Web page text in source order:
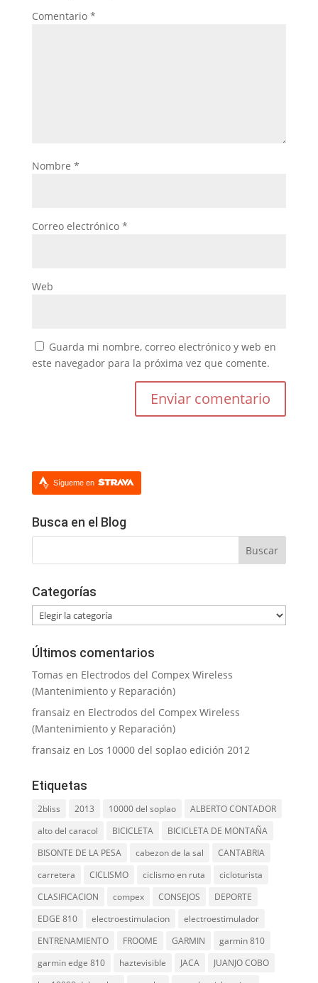
Comentario *
Nombre *
Correo electrónico *
Web
Guarda mi nombre, correo electrónico y web en
este navegador para la próxima vez que comente.
Sígueme en
Busca en el Blog
Categorías
Categorías
Últimos comentarios
Tomas en Electrodos del Compex Wireless
(Mantenimiento y Reparación)
fransaiz en Electrodos del Compex Wireless
(Mantenimiento y Reparación)
fransaiz en Los 10000 del soplao edición 2012
Etiquetas
2bliss 2013 10000 del soplao
ALBERTO CONTADOR
alto del caracol
BICICLETA
BICICLETA DE MONTAÑA
BISONTE DE LA PESA
cabezon de la sal
CANTABRIA
carretera
CICLISMO ciclismo en ruta
cicloturista
CLASIFICACION
compex CONSEJOS
DEPORTE
EDGE 810
electroestimulacion
electroestimulador
ENTRENAMIENTO
FROOME GARMIN
garmin 810
garmin edge 810
haztevisible JACA
JUANJO COBO